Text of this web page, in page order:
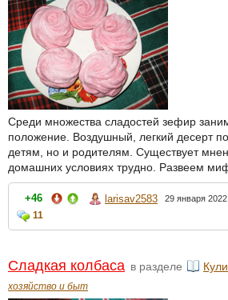
Среди множества сладостей зефир
положение. Воздушный, легкий десерт
детям, но и родителям. Существует
домашних условиях трудно. Развеем
+46 larisav2583 29 января 2022
11
Сладкая колбаса в разделе
хозяйство и быт